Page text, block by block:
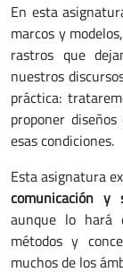
En esta
marcos y
rastros que
nuestros
práctica:
proponer
esas condiciones.
Esta asignatura
comunicación y
aunque lo hará
métodos y
muchos de los